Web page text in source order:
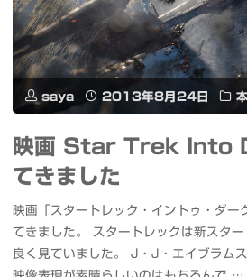
saya 2013年8月24日
映画 Star Trek Into
てきました
映画「スタートレック・イントゥ・ダー
てきました。 スタートレックは新スタ
良く見ていました。 J・J・エイブラム